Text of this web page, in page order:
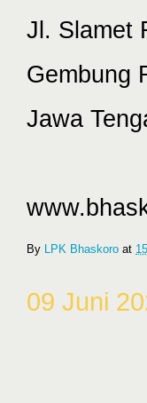
Jl. Slamet
Gembung
Jawa
By LPK Bhaskoro at
09 Juni